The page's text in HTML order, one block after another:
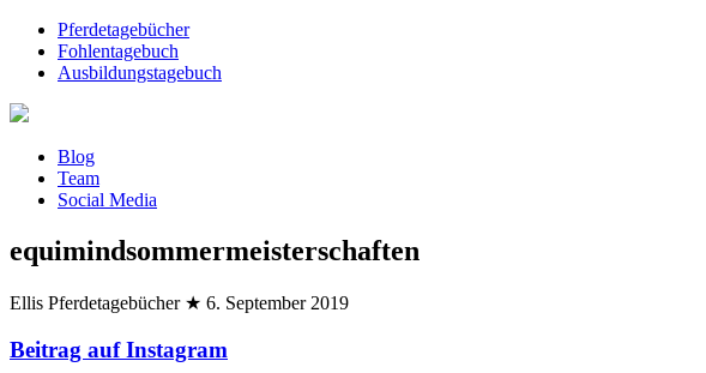
Pferdetagebücher
Fohlentagebuch
Ausbildungstagebuch
Blog
Team
Social Media
equimindsommermeisterschaften
Ellis Pferdetagebücher ★ 6. September 2019
Beitrag auf Instagram